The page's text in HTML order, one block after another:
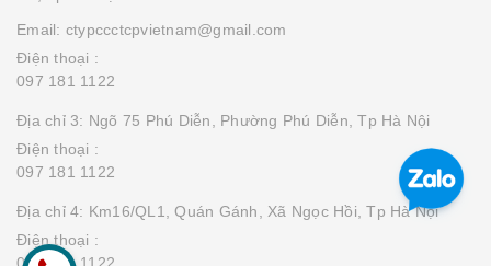
Email: ctypccctcpvietnam@gmail.com
Điện thoại :
097 181 1122
Địa chỉ 3: Ngõ 75 Phú Diễn, Phường Phú Diễn, Tp Hà Nội
Điện thoại :
097 181 1122
Địa chỉ 4: Km16/QL1, Quán Gánh, Xã Ngọc Hồi, Tp Hà Nội
Điện thoại :